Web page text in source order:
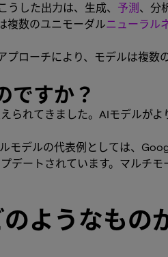
した出力は、生成、 予測、分
複数のユニモーダルニューラル
ローチにより、モデルは複数
ですか？
れてきました。AIモデルが
モデルの代表例としては、
デートされています。マルチ
ようなもの